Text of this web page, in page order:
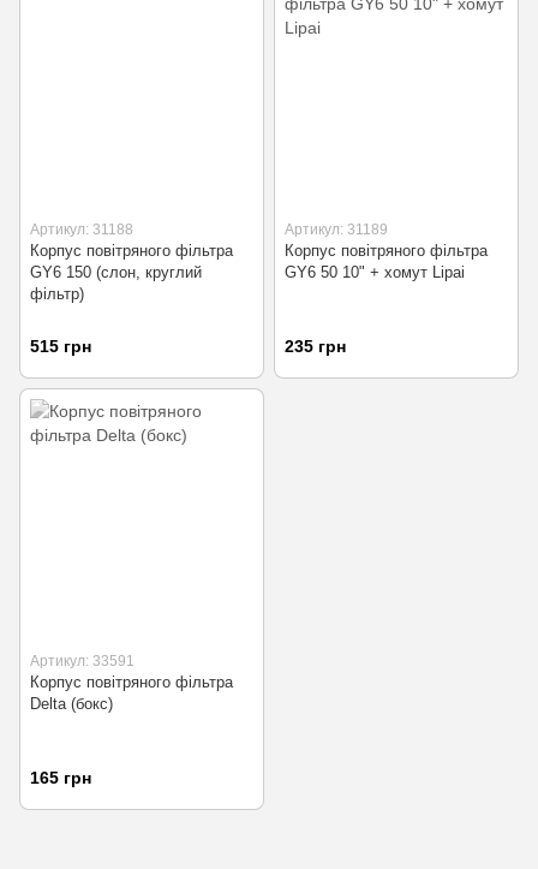
Артикул: 31188
Корпус повітряного фільтра
GY6 150 (слон, круглий
фільтр)
515 грн
Артикул: 31189
Корпус повітряного фільтра
GY6 50 10" + хомут Lipai
235 грн
Артикул: 33591
Корпус повітряного фільтра
Delta (бокс)
165 грн